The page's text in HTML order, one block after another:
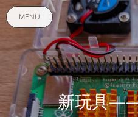
MENU
新玩具